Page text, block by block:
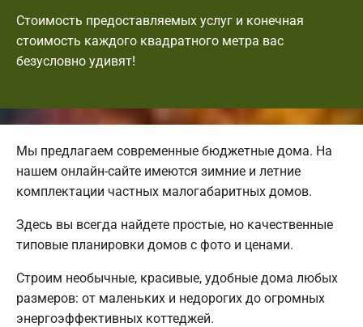
Стоимость предоставляемых услуг и конечная
стоимость каждого квадратного метра вас
безусловно удивят!
Мы предлагаем современные бюджетные дома. На
нашем онлайн-сайте имеются зимние и летние
комплектации частных малогабаритных домов.
Здесь вы всегда найдете простые, но качественные
типовые планировки домов с фото и ценами.
Строим необычные, красивые, удобные дома любых
размеров: от маленьких и недорогих до огромных
энергоэффективных коттеджей.